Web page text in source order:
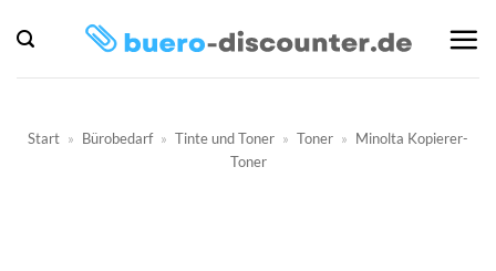
Inhalt
springen
Start » Bürobedarf » Tinte und Toner » Toner » Minolta Kopierer-
Toner